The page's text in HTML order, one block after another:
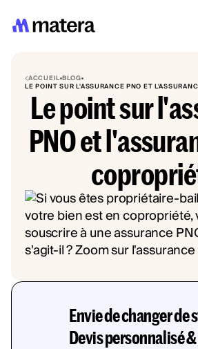
ACCUEILBLOG
LE POINT SUR L'ASSURANCE PNO ET
Le point sur
PNO et
Envie de changer de
Devis personnalisé